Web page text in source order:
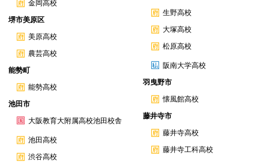
金岡高校
堺市美原区
美原高校
農芸高校
能勢町
能勢高校
池田市
大阪教育大附属高校池田校舎
池田高校
渋谷高校
生野高校
大塚高校
松原高校
阪南大学高校
羽曳野市
懐風館高校
藤井寺市
藤井寺高校
藤井寺工科高校